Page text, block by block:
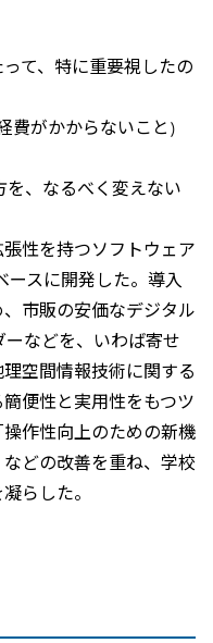
て、特に重要視したの
費がかからないこと)
、なるべく変えない
張性を持つソフトウェア
ースに開発した。導入
市販の安価なデジタル
ーなどを、いわば寄せ
空間情報技術に関する
便性と実用性をもつツ
作性向上のための新機
どの改善を重ね、学校
らした。